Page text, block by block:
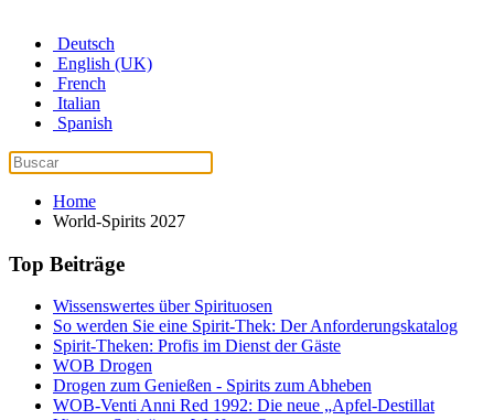
Deutsch
English (UK)
French
Italian
Spanish
Home
World-Spirits 2027
Top Beiträge
Wissenswertes über Spirituosen
So werden Sie eine Spirit-Thek: Der Anforderungskatalog
Spirit-Theken: Profis im Dienst der Gäste
WOB Drogen
Drogen zum Genießen - Spirits zum Abheben
WOB-Venti Anni Red 1992: Die neue „Apfel-Destillat